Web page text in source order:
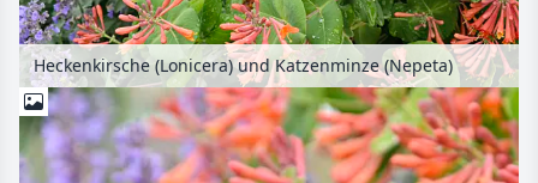
Heckenkirsche (Lonicera) und Katzenminze (Nepeta)